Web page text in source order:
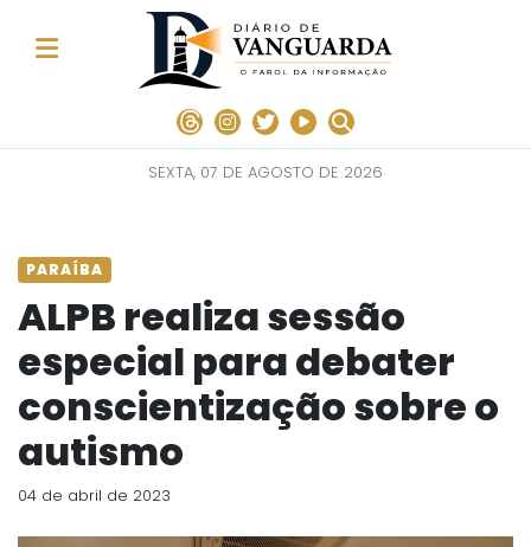
SEXTA, 07 DE AGOSTO DE 2026
PARAÍBA
ALPB realiza sessão
especial para debater
conscientização sobre o
autismo
04 de abril de 2023